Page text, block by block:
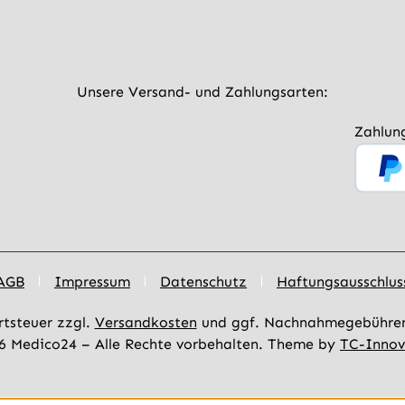
Unsere Versand- und Zahlungsarten:
Impressum Datenschutz
zzgl. Versandkosten und ggf.
Medico24 – Alle Rechte vorbehalten. Theme by TC-